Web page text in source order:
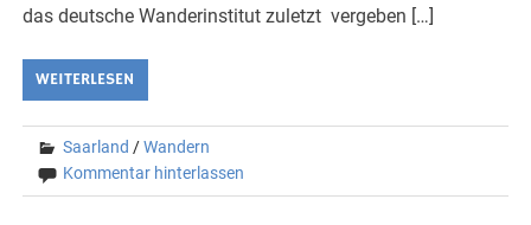
das deutsche Wanderinstitut zuletzt vergeben […]
WEITERLESEN
Saarland /Wandern
Kommentar hinterlassen